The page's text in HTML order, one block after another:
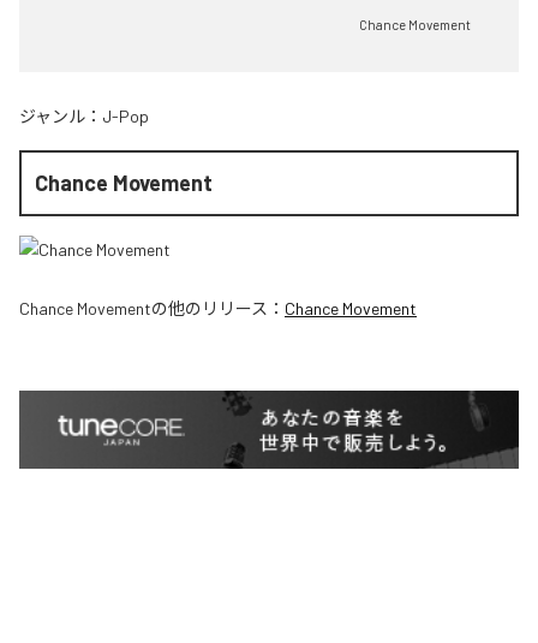
Chance Movement
ジャンル： J-Pop
Chance Movement
Chance Movementの他のリリース： Chance Movement